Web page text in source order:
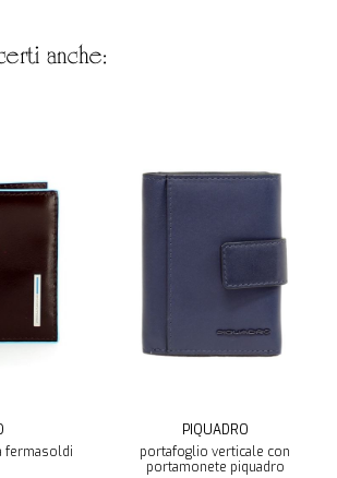
anche:
fermasoldi
PIQUADRO
portafoglio verticale con
portamonete piquadro